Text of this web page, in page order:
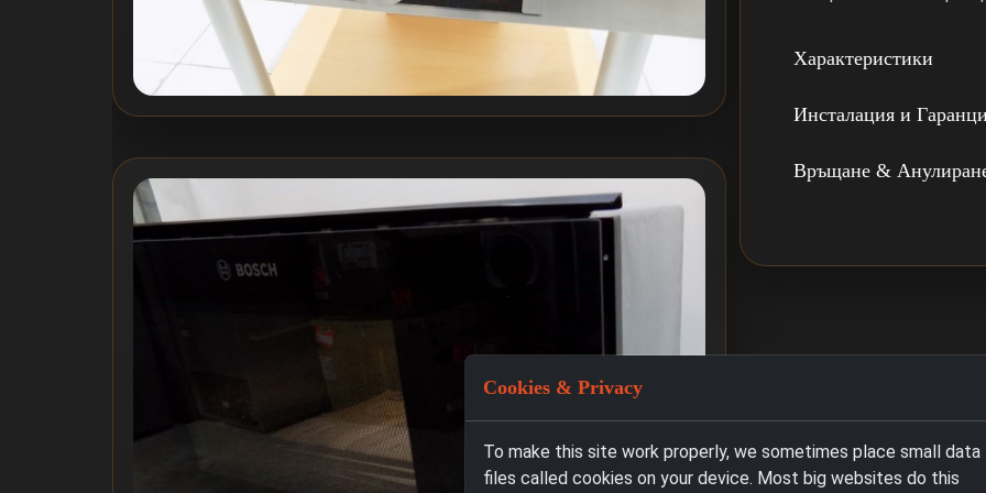
Характеристики
Инсталация и
Връщане &
Cookies & Privacy
To make this site work properly, we sometimes place small data
files called cookies on your device. Most big websites do this